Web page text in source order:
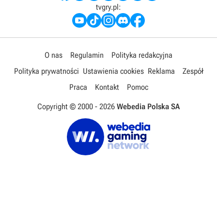
tvgry.pl:
O nas Regulamin
Polityka redakcyjna
Polityka prywatności Ustawienia cookies Reklama
Zespół
Praca
Kontakt Pomoc
Copyright © 2000 - 2026 Webedia Polska SA